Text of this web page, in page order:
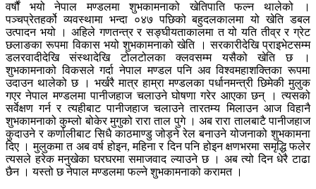
वर्षौं भयो नेपाल मण्डलमा शुभकामनाको खेतिपाति फल्न थालेको ।
पञ्चप्रेतहर्को व्यवस्थामा भन्दा ०४७ पछिको बहुदलकालमा यो खेति डबल
उत्पादन भयो । अहिले गणतन्त्र र सङ्घीयताकालमा त यो यति तीव्र र ग्रेट
छलाङका रूपमा विकास भयो शुभकामनाको खेति । सरकारीदेखि प्राइभेटसम्म
डलरवादीदेखि संस्थादेखि टोलटोलका क्लवसम्म यसैको खेति छ ।
शुभकामनाको विकसले गर्दा नेपाल मण्डल पनि अव विश्वमहाशक्तिका रूपमा
उदाउन थालेको छ । भर्खरै मात्र हाम्रा मण्डलका पर्धानमन्त्री छिमेकी मुलुक
गएर नेपाल मण्डलमा पानीजहाज चलाउने घोषणा गरेर आएका छन् । त्यसको
सर्वेक्षण गर्न र त्यहीबाट पानीजहाज चलाउने तारतम्य मिलाउन आज विहानै
शुभकामनाको कुम्लो बोकेर मुगुको रारा ताल पुगे । अब रारा तालबाटै पानीजहाज
कुदाउने र कर्णालीबाट सिधै काठमाण्डु जोड्ने रेल बनाउने योजनाको शुभकामना
दिए । मुलुकमा त अब वर्ष होइन, महिना र दिन पनि होइन क्षणभरमा समृद्धि फलेर
त्यसले हरेक मनुखेका घरघरमा समाजवाद ल्याउने छ । अब त्यो दिन धेरै टाढा
छैन । यस्तो छ नेपाल मण्डलमा फल्ने शुभकामनाको करामत ।